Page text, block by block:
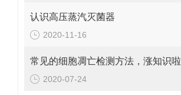
认识高压蒸汽灭菌器
2020-11-16
常见的细胞凋亡检测方法，涨知识啦
2020-07-24